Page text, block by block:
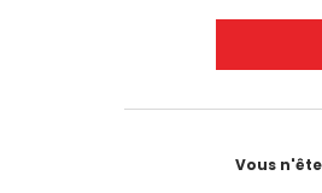
Vous